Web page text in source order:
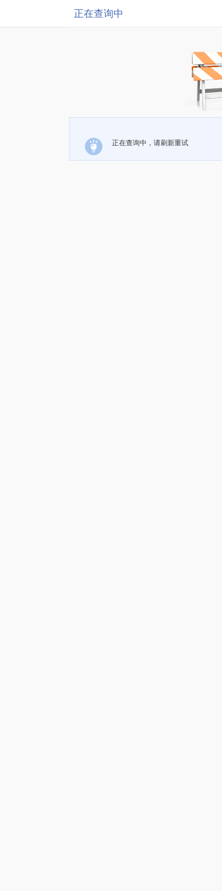
正在查询中
正在查询中，请刷新重试